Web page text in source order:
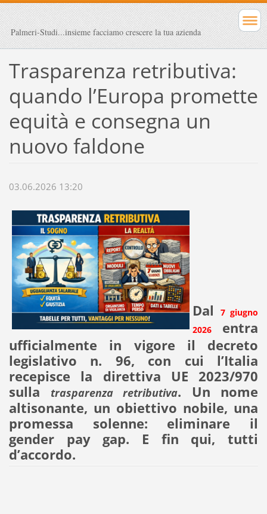
Palmeri-Studi...insieme facciamo crescere la tua azienda
Trasparenza retributiva:
quando l’Europa promette
equità e consegna un
nuovo faldone
03.06.2026 13:20
Dal
7 giugno
2026entra
ufficialmente in vigore il decreto
legislativo n. 96, con cui l’Italia
recepisce la direttiva UE 2023/970
sulla
trasparenza retributiva. Un nome
altisonante, un obiettivo nobile, una
promessa solenne: eliminare il
gender pay gap. E fin qui, tutti
d’accordo.